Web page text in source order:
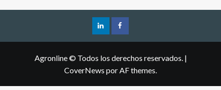
Agronline © Todos los derechos reservados. |
CoverNews por AF themes.